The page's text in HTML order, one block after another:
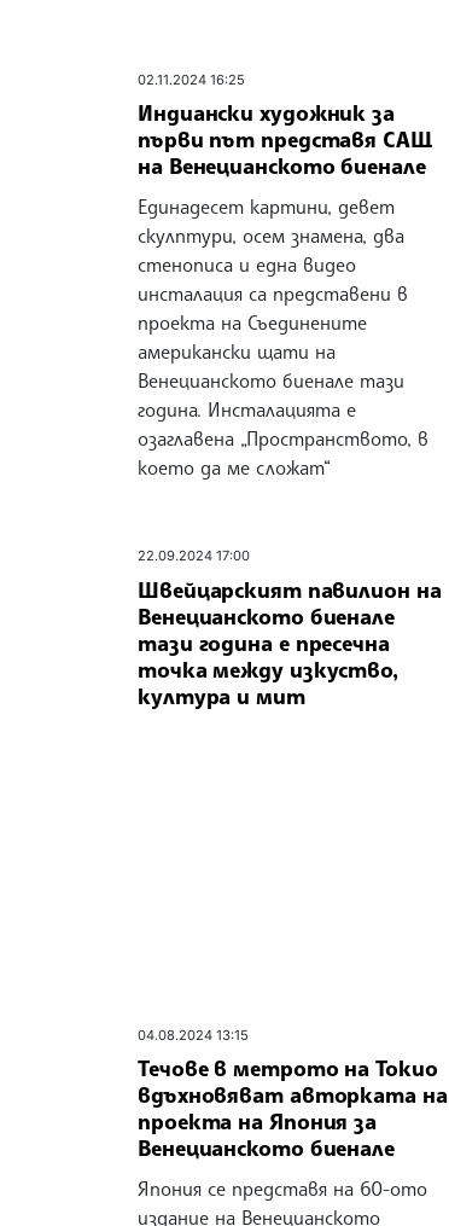
02.11.2024 16:25
Индиански художник за
първи път представя САЩ
на Венецианското биенале
Единадесет картини, девет
скулптури, осем знамена, два
стенописа и една видео
инсталация са представени в
проекта на Съединените
американски щати на
Венецианското биенале тази
година. Инсталацията е
озаглавена „Пространството, в
което да ме сложат“
22.09.2024 17:00
Швейцарският павилион на
Венецианското биенале
тази година е пресечна
точка между изкуство,
култура и мит
04.08.2024 13:15
Течове в метрото на Токио
вдъхновяват авторката на
проекта на Япония за
Венецианското биенале
Япония се представя на 60-ото
издание на Венецианското